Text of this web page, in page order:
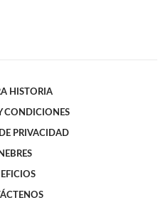
HISTORIA
CONDICIONES
PRIVACIDAD